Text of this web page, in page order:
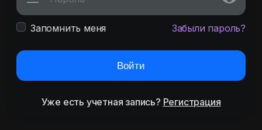
Запомнить меня Забыли пароль?
Войти
Уже есть учетная запись? Регистрация